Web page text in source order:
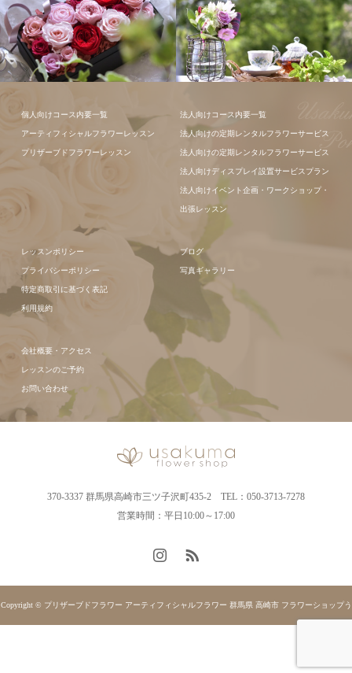
ギャラリー全
ト
ンジメント
個人向けコース内要一覧
アーティフィシャルフラワーレッスン
プリザーブドフラワーレッスン
法人向けコース内要一覧
法人向けの定期レンタルフラワーサービス
法人向けの定期レンタルフラワーサービス
法人向けディスプレイ設置サービスプラン
法人向けイベント企画・ワークショップ・
出張レッスン
レッスンポリシー
プライバシーポリシー
特定商取引に基づく表記
利用規約
ブログ
写真ギャラリー
会社概要・アクセス
レッスンのご予約
お問い合わせ
370-3337 群馬県高崎市三ツ子沢町435-2 TEL：050-3713-7278
営業時間：平日10:00～17:00
Copyright © プリザーブドフラワー アーティフィシャルフラワー 群馬県 高崎市 フラワーショップう